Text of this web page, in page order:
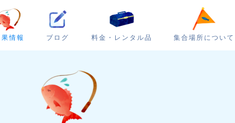
情報 ブログ 料金・レンタル品 集合場所について